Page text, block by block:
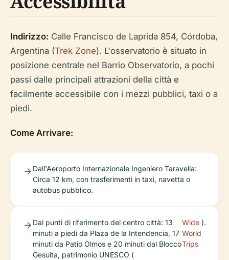
Indirizzo: Calle Francisco de Laprida 854, Córdoba,
Argentina (Trek Zone). L'osservatorio è situato in
posizione centrale nel Barrio Observatorio, a pochi
passi dalle principali attrazioni della città e
facilmente accessibile con i mezzi pubblici, taxi o a
piedi.
Come Arrivare:
Dall'Aeroporto Internazionale Ingeniero Taravella:
Circa 12 km, con trasferimenti in taxi, navetta o
autobus pubblico.
Dai punti di riferimento del centro città: 13
minuti a piedi da Plaza de la Intendencia, 17
minuti da Patio Olmos e 20 minuti dal Blocco
Gesuita, patrimonio UNESCO (
Wide
World
Trips
).